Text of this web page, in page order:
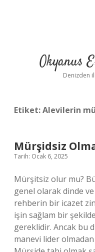
Okyanus
Denizden
Etiket:Alevilerin
Mürşidsiz
Tarih: Ocak 6, 2025
Mürşitsiz olur mu?
genel olarak dinde
rehberin bir icazet
işin sağlam bir
gereklidir. Ancak bu
manevi lider